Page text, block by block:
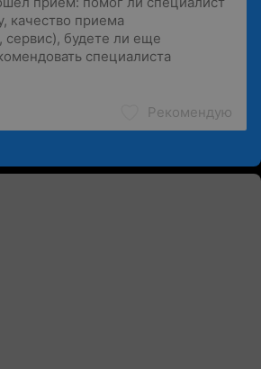
Рекомендую